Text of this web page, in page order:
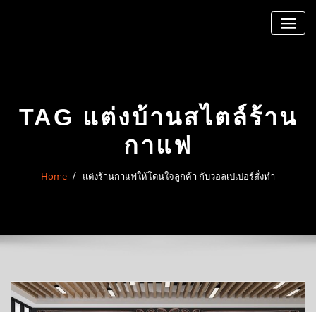
TAG แต่งบ้านสไตล์ร้าน
กาแฟ
Home แต่งร้านกาแฟให้โดนใจลูกค้า กับวอลเปเปอร์สั่งทำ